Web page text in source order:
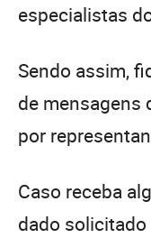
especialistas
Sendo assim,
de mensagens
por
Caso receba
dado